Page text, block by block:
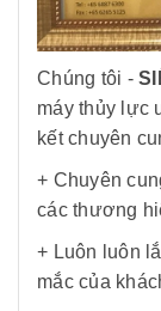
Chúng tôi -
máy thủy lực
kết chuyên
+ Chuyên
các thương
+ Luôn luôn
mắc của